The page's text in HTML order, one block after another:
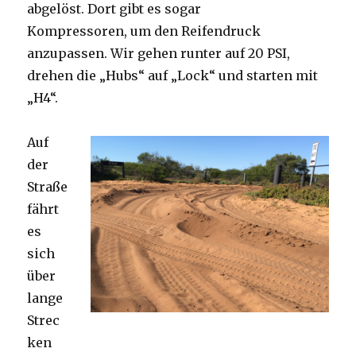
abgelöst. Dort gibt es sogar
Kompressoren, um den Reifendruck
anzupassen. Wir gehen runter auf 20 PSI,
drehen die „Hubs“ auf „Lock“ und starten mit
„H4“.
Auf
der
Straße
fährt
es
sich
über
lange
Strec
ken